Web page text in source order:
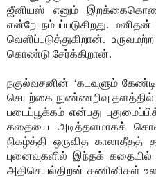
ஜீனியஸ் எனும் இறக்கைகொண்ட
என்றே நம்பப்படுகிறது.
வெளிப்படுத்துகிறான்.
கொண்டு சேர்க்கிறான்.
நகுல்வசனின் ‘கடவுளும்
செயற்கை நுண்ணறிவு
படைப்பூக்கம் என்பது
கதையை அடித்தளமாகக்
நிகழ்த்தி ஒருவித
புனைவுகளில் இந்தக்
அதிசெயல்திறன் கணினிகள்